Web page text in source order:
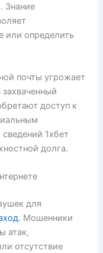
Знание
или определить
почты угрожает
доступ к
1хбет
долга.
для
. Мошенники
атак,
отсутствие